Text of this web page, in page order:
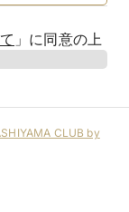
」 に同意の上
CLUB by